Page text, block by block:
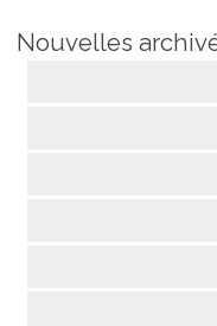
Nouvelles